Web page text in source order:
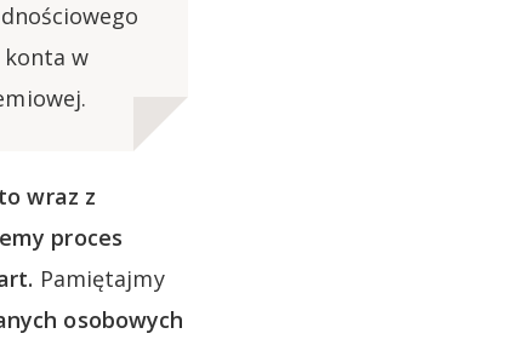
w
wraz z
proces
Pamiętajmy
osobowych